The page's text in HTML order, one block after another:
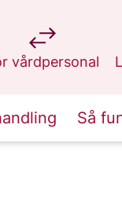
vårdpersonal
på 1177.se
Så